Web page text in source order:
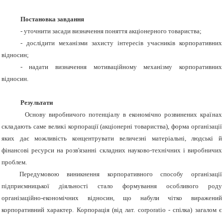
Постановка завдання
- уточнити засади визначення поняття акціонерного товариства;
- дослідити механізми захисту інтересів учасників корпоративних
відносин;
- надати визначення мотиваційному механізму корпоративних
відносин.
Результати
Основу виробничого потенціалу в економічно розвиненихкраїнах
складають саме великікорпорації (акціонерні товариства), форма організації
яких дає можливість концентрувати величезні матеріальні, людські й
фінансові ресурси на розв'язанні складних науково-технічних і виробничих
проблем.
Передумовою виникнення корпоративного способу організації
підприємницької діяльності стало формування особливого роду
організаційно-економічних відносин, що набули чітко виражений
корпоративний характер. Корпорація (від лат. corporatio - спілка) загалом є